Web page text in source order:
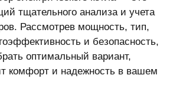
тщательного анализа и учета
Рассмотрев мощность, тип,
и безопасность,
оптимальный вариант,
комфорт и надежность в вашем